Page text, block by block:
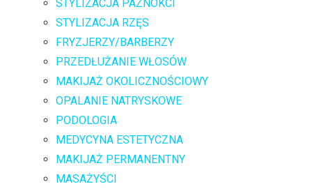
STYLIZACJA PAZNOKCI
STYLIZACJA RZĘS
FRYZJERZY/BARBERZY
PRZEDŁUŻANIE WŁOSÓW
MAKIJAŻ OKOLICZNOŚCIOWY
OPALANIE NATRYSKOWE
PODOLOGIA
MEDYCYNA ESTETYCZNA
MAKIJAŻ PERMANENTNY
MASAŻYŚCI